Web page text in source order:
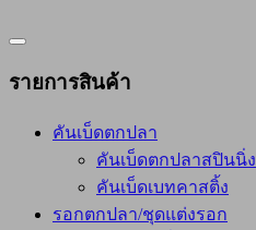
Catalog
รายการสินค้า
คันเบ็ดตกปลา
คันเบ็ดตกปลาสปินนิ่ง
คันเบ็ดเบทคาสติ้ง
รอกตกปลา/ชุดแต่งรอก